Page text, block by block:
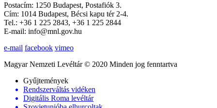
Postacím: 1250 Budapest, Postafiók 3.
Cím: 1014 Budapest, Bécsi kapu tér 2-4.
Tel.: +36 1 225 2843, +36 1 225 2844
E-mail: info@mnl.gov.hu
e-mail facebook vimeo
Magyar Nemzeti Levéltár © 2020 Minden jog fenntartva
Gyűjtemények
Rendszerváltás vidéken
Digitális Roma levéltár